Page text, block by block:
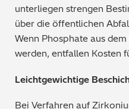
unterliegen strengen
über die öffentlichen
Wenn Phosphate aus
werden, entfallen Kosten
Leichtgewichtige
Bei Verfahren auf